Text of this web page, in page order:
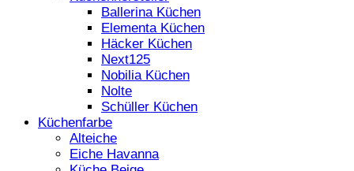
Ballerina Küchen
Elementa Küchen
Häcker Küchen
Next125
Nobilia Küchen
Nolte
Schüller Küchen
Küchenfarbe
Alteiche
Eiche Havanna